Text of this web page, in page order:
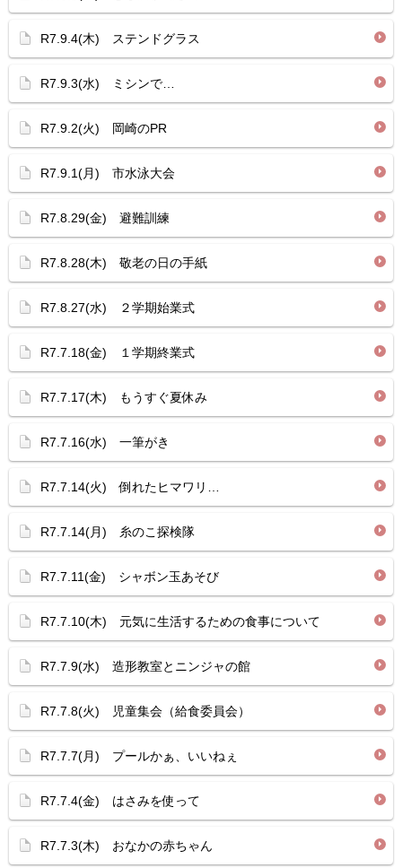
R7.9.4(木) ステンドグラス
R7.9.3(水) ミシンで…
R7.9.2(火) 岡崎のPR
R7.9.1(月) 市水泳大会
R7.8.29(金) 避難訓練
R7.8.28(木) 敬老の日の手紙
R7.8.27(水) ２学期始業式
R7.7.18(金) １学期終業式
R7.7.17(木) もうすぐ夏休み
R7.7.16(水) 一筆がき
R7.7.14(火) 倒れたヒマワリ…
R7.7.14(月) 糸のこ探検隊
R7.7.11(金) シャボン玉あそび
R7.7.10(木) 元気に生活するための食事について
R7.7.9(水) 造形教室とニンジャの館
R7.7.8(火) 児童集会（給食委員会）
R7.7.7(月) プールかぁ、いいねぇ
R7.7.4(金) はさみを使って
R7.7.3(木) おなかの赤ちゃん